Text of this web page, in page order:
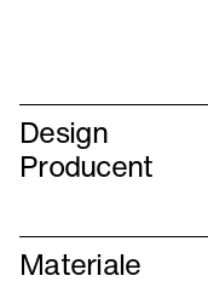
Design
Producent
Materiale